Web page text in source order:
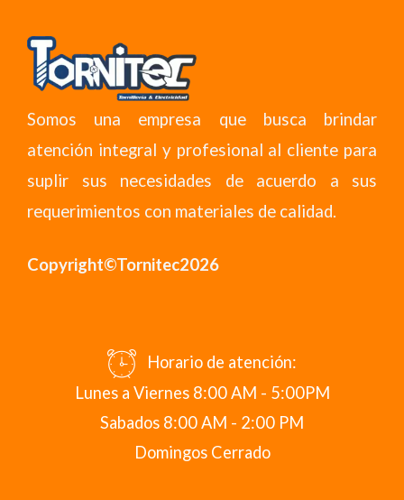
Somos una empresa que busca brindar
atención integral y profesional al cliente para
suplir sus necesidades de acuerdo a sus
requerimientos con materiales de calidad.
Copyright©Tornitec2026
Horario de atención:
Lunes a Viernes 8:00 AM - 5:00PM
Sabados 8:00 AM - 2:00 PM
Domingos Cerrado